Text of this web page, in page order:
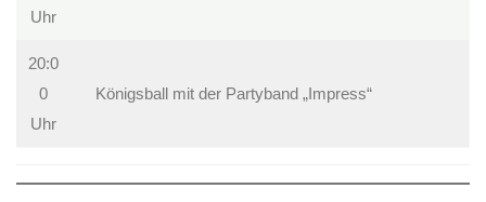
Uhr
20:0
0
Uhr
Königsball mit der Partyband „Impress“